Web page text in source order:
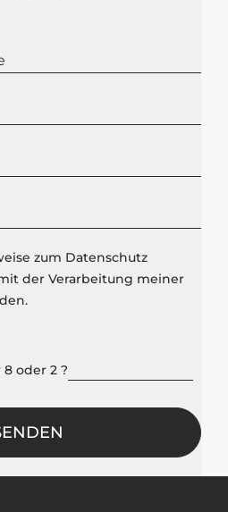
zum Datenschutz
der Verarbeitung meiner
oder 2 ?